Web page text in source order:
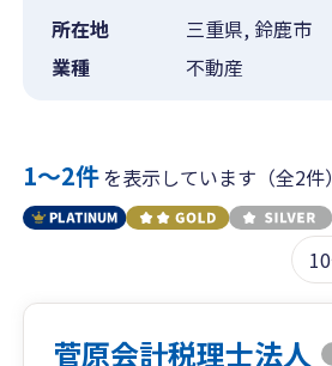
所在地
三重県, 鈴鹿市
業種
不動産
1〜2件を表示しています（全2件）
菅原会計税理士法人